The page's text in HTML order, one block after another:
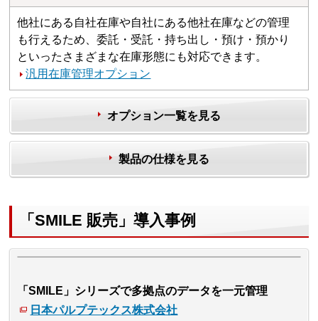
他社にある自社在庫や自社にある他社在庫などの管理
も行えるため、委託・受託・持ち出し・預け・預かり
といったさまざまな在庫形態にも対応できます。
汎用在庫管理オプション
オプション一覧を見る
製品の仕様を見る
「SMILE 販売」導入事例
「SMILE」シリーズで多拠点のデータを一元管理
日本パルプテックス株式会社